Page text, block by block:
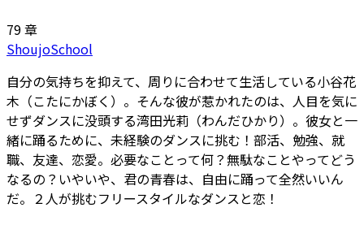
79 章
ShoujoSchool
自分の気持ちを抑えて、周りに合わせて生活している小谷花
木（こたにかぼく）。そんな彼が惹かれたのは、人目を気に
せずダンスに没頭する湾田光莉（わんだひかり）。彼女と一
緒に踊るために、未経験のダンスに挑む！部活、勉強、就
職、友達、恋愛。必要なことって何？無駄なことやってどう
なるの？いやいや、君の青春は、自由に踊って全然いいん
だ。２人が挑むフリースタイルなダンスと恋！